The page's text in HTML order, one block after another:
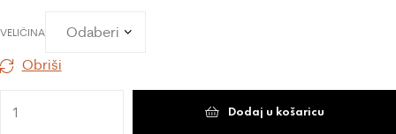
VELIČINA
Obriši
Dodaj u košaricu